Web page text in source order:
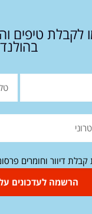
לקבלת טיפים
בהולנד
דיוור וחומרים
הרשמה לעדכונים